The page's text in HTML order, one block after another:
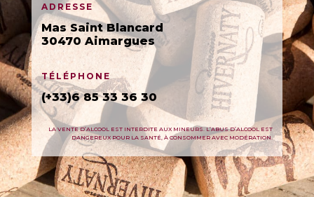
ADRESSE
Mas Saint Blancard
30470 Aimargues
TÉLÉPHONE
(+33)6 85 33 36 30
LA VENTE D’ALCOOL EST INTERDITE AUX MINEURS. L’ABUS D’ALCOOL EST
DANGEREUX POUR LA SANTÉ, À CONSOMMER AVEC MODÉRATION.